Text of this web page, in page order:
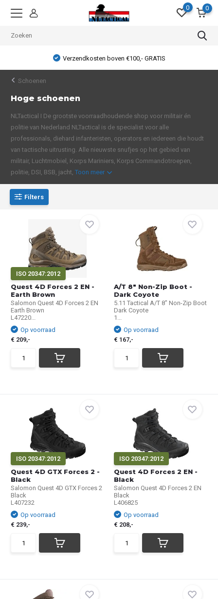
0 0
Verzendkosten boven €100,- GRATIS
Schoenen
Hoge schoenen
NLTactical I De grootste voorraadhoudende shop voor militair én
politie van Nederland NLTactical is de specialist voor alle
professionals, diehard infanteristen, operators en iedereen die houdt
van tactische uitrusting. Alle nieuwste snufjes op het gebied van
militair, Luchtmobiel, Korps Mariniers, Korps Commandotroepen,
politie, DSI, BSB, jacht,Toon meer
Filters
ISO 20347:2012
Quest 4D Forces 2 EN -
Earth Brown
Salomon Quest 4D Forces 2 EN
Earth Brown
L47220...
Op voorraad
€ 209,-
A/T 8" Non-Zip Boot -
Dark Coyote
5.11 Tactical A/T 8" Non-Zip Boot
Dark Coyote
1...
Op voorraad
€ 167,-
ISO 20347:2012
Quest 4D GTX Forces 2 -
Black
Salomon Quest 4D GTX Forces 2
Black
L407232
Op voorraad
€ 239,-
ISO 20347:2012
Quest 4D Forces 2 EN -
Black
Salomon Quest 4D Forces 2 EN
Black
L406825
Op voorraad
€ 208,-